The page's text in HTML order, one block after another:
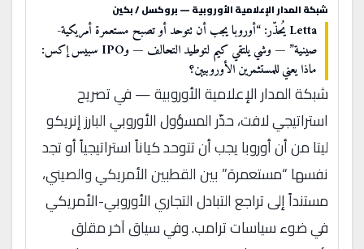
شبكة المدار الإعلامية الأوروبية — بروكسل / بكين
Letta يُحذّر: “أوروبا يجب أن تتوحد أو تصبح مستعمرة أمريكية-
صينية” — وشي يلتقي كيم لتوطيد التحالف — وIPO سبيس إكس:
ماذا يعني للمستثمرين الأوروبيين؟
شبكة المدار الإعلامية الأوروبية — في تصريح
استراتيجي لافت، حذّر المسؤول الأوروبي البارز إنريكو
ليتا من أن أوروبا يجب أن تتوحد كياناً استراتيجياً أو تجد
نفسها “مستعمرة” بين القطبين الأمريكي والصيني،
مستنداً إلى تراجع التبادل التجاري الأوروبي-الأمريكي
في ضوء سياسات ترامب. وفي سياق آخر مقلق